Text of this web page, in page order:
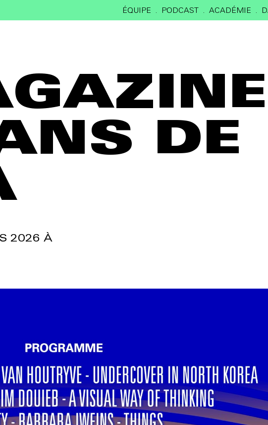
ÉQUIPE PODCAST ACADÉMIE
DE
2026 À